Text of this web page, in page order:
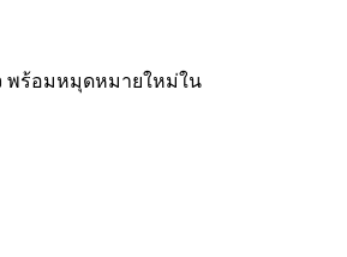
พร้อมหมุดหมายใหม่ใน